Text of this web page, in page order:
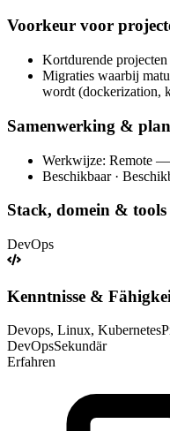
Voorkeur voor
Kortdurende
Migraties waarbij
wordt (dockerization,
Samenwerking &
Werkwijze: Remote
Beschikbaar ·
Stack, domein & tools
DevOps
Kenntnisse &
Devops, Linux, Kubernetes
DevOpsSekundär
Erfahren